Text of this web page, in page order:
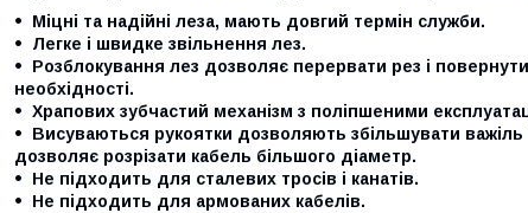
Міцні та надійні леза, мають довгий термін служби.
Легке і швидке звільнення лез.
Розблокування лез дозволяє перервати рез і
необхідності.
Храпових зубчастий механізм з поліпшеними
Висуваються рукоятки дозволяють збільшувати
дозволяє розрізати кабель більшого діаметр.
Не підходить для сталевих тросів і канатів.
Не підходить для армованих кабелів.